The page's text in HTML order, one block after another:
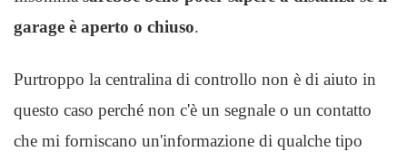
garage è aperto o chiuso.
Purtroppo la centralina di controllo non è di aiuto in
questo caso perché non c'è un segnale o un contatto
che mi forniscano un'informazione di qualche tipo